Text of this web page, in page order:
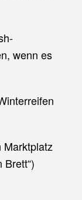
wenn es
Brett“)